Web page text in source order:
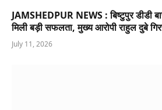
JAMSHEDPUR NEWS : बिष्टुपुर डीडी
मिली बड़ी सफलता, मुख्य आरोपी राहुल दुबे
July 11, 2026